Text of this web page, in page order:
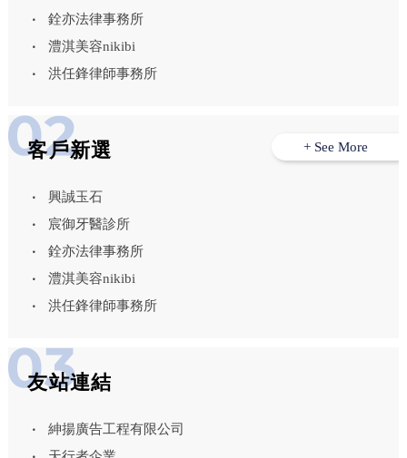
銓亦法律事務所
澧淇美容nikibi
洪任鋒律師事務所
客戶新選
興誠玉石
宸御牙醫診所
銓亦法律事務所
澧淇美容nikibi
洪任鋒律師事務所
+ See More
友站連結
紳揚廣告工程有限公司